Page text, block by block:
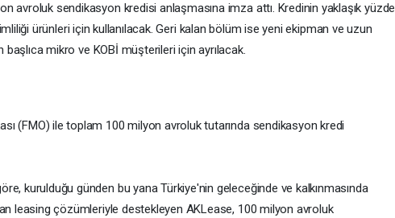
avroluk sendikasyon kredisi anlaşmasına imza attı. Kredinin yaklaşık yüzde
ürünleri için kullanılacak. Geri kalan bölüm ise yeni ekipman ve uzun
başlıca mikro ve KOBİ müşterileri için ayrılacak.
(FMO) ile toplam 100 milyon avroluk tutarında sendikasyon kredi
kurulduğu günden bu yana Türkiye'nin geleceğinde ve kalkınmasında
leasing çözümleriyle destekleyen AKLease, 100 milyon avroluk